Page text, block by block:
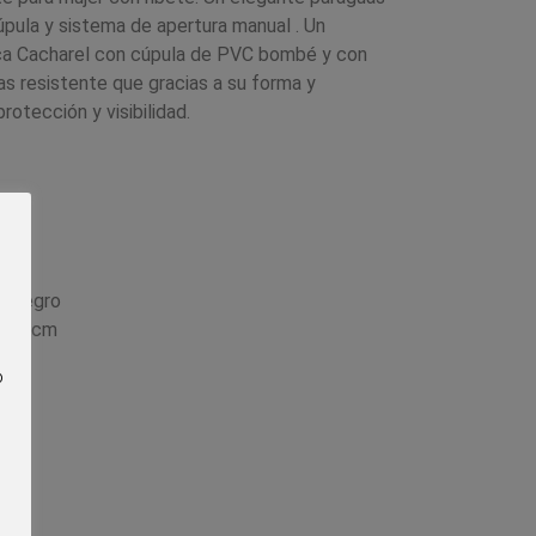
y sistema de apertura manual . Un
Cacharel con cúpula de PVC bombé y con
resistente que gracias a su forma y
y visibilidad.
negro
65 cm